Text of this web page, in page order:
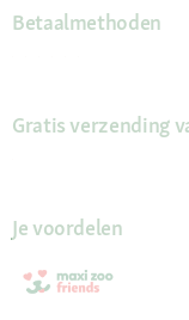
Betaalmethoden
Gratis verzending
Je voordelen